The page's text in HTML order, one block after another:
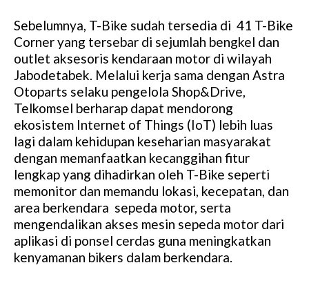
Sebelumnya, T-Bike sudah tersedia di 41 T-Bike
Corner yang tersebar di sejumlah bengkel dan
outlet aksesoris kendaraan motor di wilayah
Jabodetabek. Melalui kerja sama dengan Astra
Otoparts selaku pengelola Shop&Drive,
Telkomsel berharap dapat mendorong
ekosistem Internet of Things (IoT) lebih luas
lagi dalam kehidupan keseharian masyarakat
dengan memanfaatkan kecanggihan fitur
lengkap yang dihadirkan oleh T-Bike seperti
memonitor dan memandu lokasi, kecepatan, dan
area berkendara sepeda motor, serta
mengendalikan akses mesin sepeda motor dari
aplikasi di ponsel cerdas guna meningkatkan
kenyamanan bikers dalam berkendara.